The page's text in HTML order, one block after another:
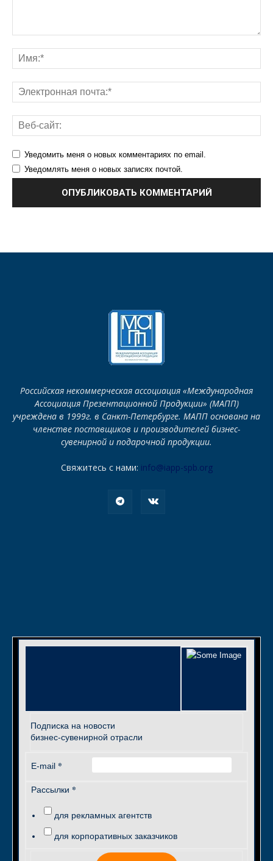
Уведомить меня о новых комментариях по email.
Уведомлять меня о новых записях почтой.
Российская некоммерческая ассоциация «Международная
Ассоциация Презентационной Продукции» (МАПП)
учреждена в 1999г. в Санкт-Петербурге. МАПП основана на
членстве поставщиков и производителей бизнес-
сувенирной и подарочной продукции.
Свяжитесь с нами: info@iapp-spb.org
Подписка на новости
бизнес-сувенирной отрасли
E-mail *
Рассылки *
для рекламных агентств
для корпоративных заказчиков